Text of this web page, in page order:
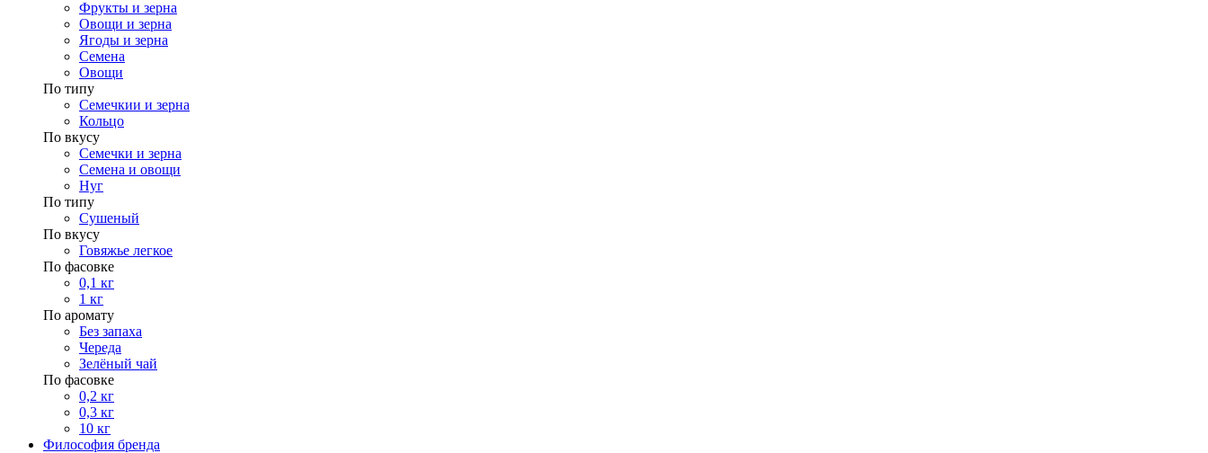
Фрукты и зерна
Овощи и зерна
Ягоды и зерна
Семена
Овощи
По типу
Семечкии и зерна
Кольцо
По вкусу
Семечки и зерна
Семена и овощи
Нуг
По типу
Сушеный
По вкусу
Говяжье легкое
По фасовке
0,1 кг
1 кг
По аромату
Без запаха
Череда
Зелёный чай
По фасовке
0,2 кг
0,3 кг
10 кг
Философия бренда